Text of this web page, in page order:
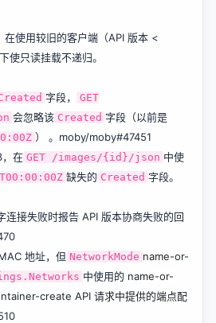
在使用较旧的客户端（API 版本 <
使只读挂载不递归。
字段，
GET
会忽略该 Created 字段（以前是
） 。 moby/moby#47451
在 GET /images/{id}/json 中使
缺失的 Created 字段。
连接失败时报告 API 版本协商失败的回
地址，但 NetworkMode name-or-
中使用的 name-or-
create API 请求中提供的端点配